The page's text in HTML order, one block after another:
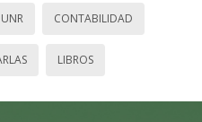
UNR CONTABILIDAD
LIBROS